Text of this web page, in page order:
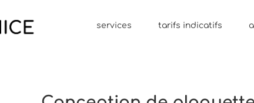
services tarifs indicatifs